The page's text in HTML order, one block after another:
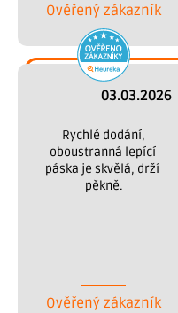
Ověřený zákazník
03.03.2026
oboustranná lepící
páska je skvělá, drží
pěkně.
Ověřený zákazník